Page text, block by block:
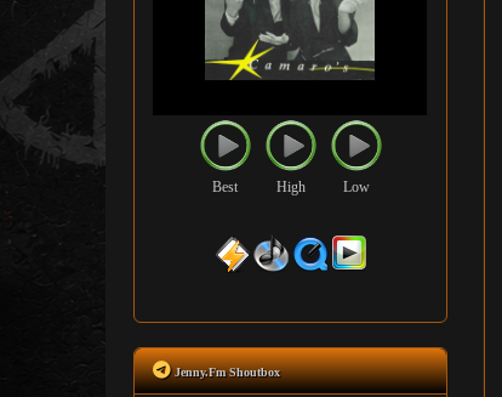
Best High Low
Jenny.Fm Shoutbox